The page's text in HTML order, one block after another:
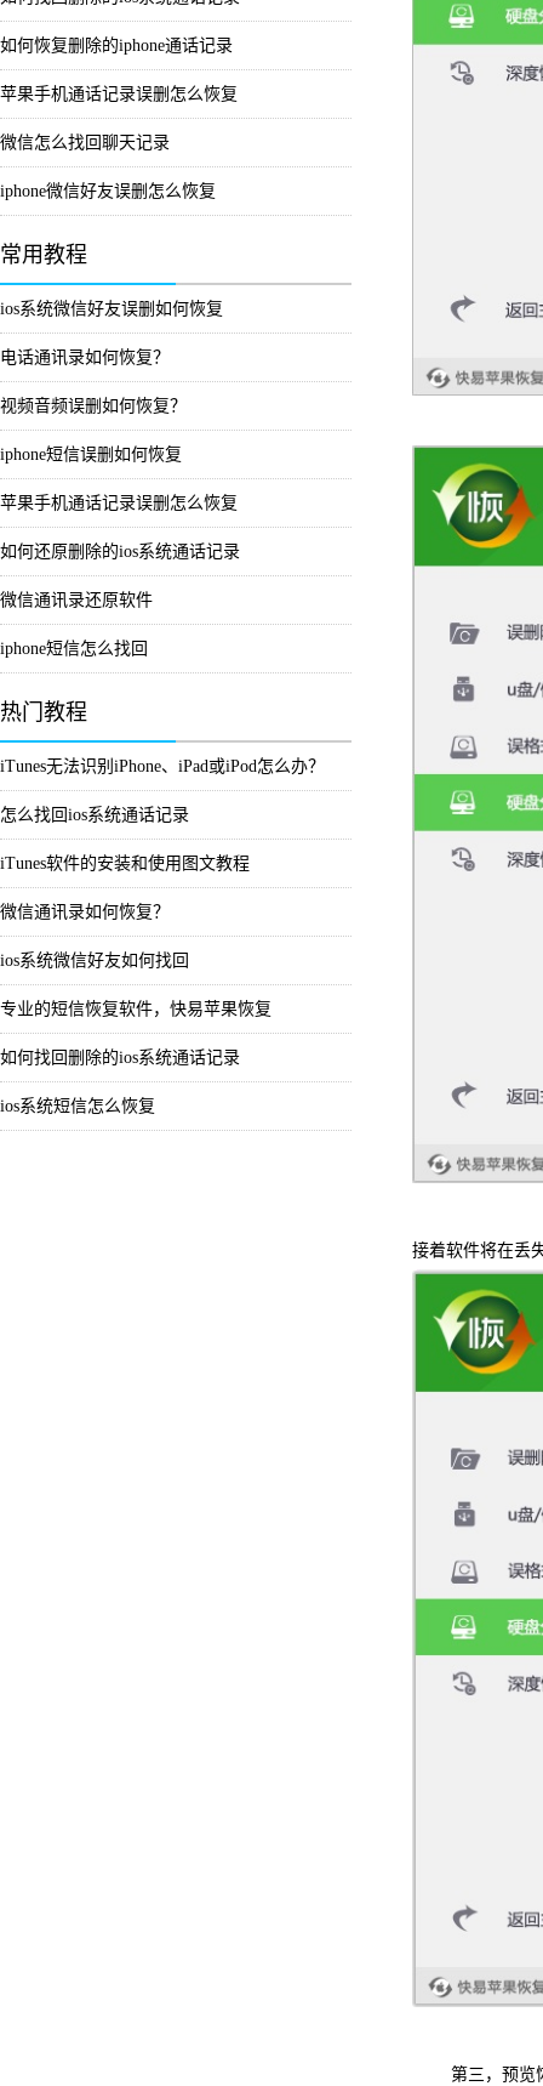
如何恢复删除的iphone通话记录
苹果手机通话记录误删怎么恢复
微信怎么找回聊天记录
iphone微信好友误删怎么恢复
常用教程
ios系统微信好友误删如何恢复
电话通讯录如何恢复？
视频音频误删如何恢复？
iphone短信误删如何恢复
苹果手机通话记录误删怎么恢复
如何还原删除的ios系统通话记录
微信通讯录还原软件
iphone短信怎么找回
热门教程
iTunes无法识别iPhone、iPad或iPod怎么办？
怎么找回ios系统通话记录
iTunes软件的安装和使用图文教程
微信通讯录如何恢复？
ios系统微信好友如何找回
专业的短信恢复软件，快易苹果恢复
如何找回删除的ios系统通话记录
ios系统短信怎么恢复
接着软件将在丢
第三，预览